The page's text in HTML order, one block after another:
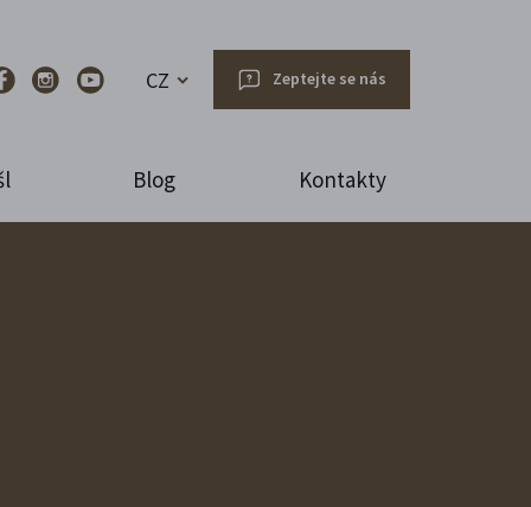
CZ Zeptejte se nás
Blog Kontakty